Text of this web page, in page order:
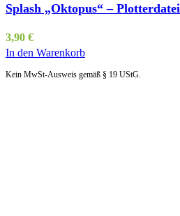
Splash „Oktopus“ – Plotterdatei
3,90 €
In den Warenkorb
Kein MwSt-Ausweis gemäß § 19 UStG.